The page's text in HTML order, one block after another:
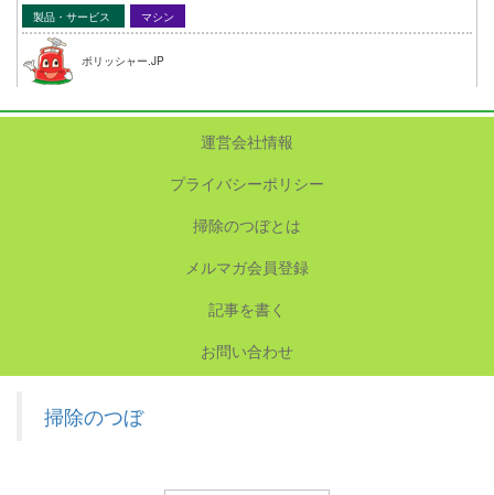
製品・サービス マシン
ポリッシャー.JP
運営会社情報
プライバシーポリシー
掃除のつぼとは
メルマガ会員登録
記事を書く
お問い合わせ
掃除のつぼ